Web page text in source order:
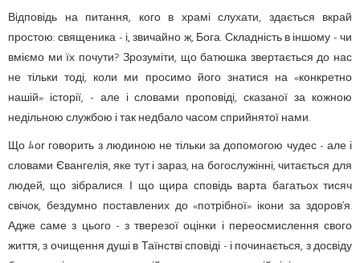
Відповідь на питання, кого в храмі слухати, здається вкрай
простою: священика - і, звичайно ж, Бога. Складність в іншому - чи
вміємо ми їх почути? Зрозуміти, що батюшка звертається до нас
не тільки тоді, коли ми просимо його знатися на «конкретно
нашій» історії, - але і словами проповіді, сказаної за кожною
недільною службою і так недбало часом сприйнятої нами.
Що ﾑог говорить з людиною не тільки за допомогою чудес - але і
словами Євангелія, яке тут і зараз, на богослужінні, читається для
людей, що зібралися. І що щира сповідь варта багатьох тисяч
свічок, бездумно поставлених до «потрібної» ікони за здоров’я.
Адже саме з цього - з тверезої оцінки і переосмислення свого
життя, з очищення душі в Таїнстві сповіді - і починається, з досвіду